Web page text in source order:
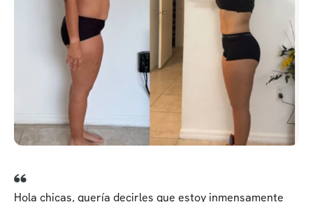
Hola chicas, quería decirles que estoy inmensamente